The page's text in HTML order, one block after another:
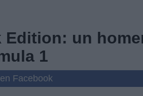
Edition: un
1
Facebook